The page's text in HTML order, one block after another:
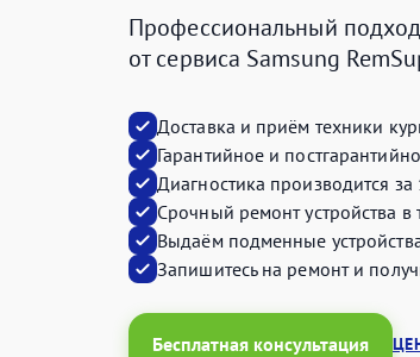
Профессиональный
от сервиса Samsung
Доставка и приём техники
Гарантийное и
Диагностика производится
Срочный ремонт устройства в
Выдаём подменные
Запишитесь на ремонт и
Бесплатная консультация